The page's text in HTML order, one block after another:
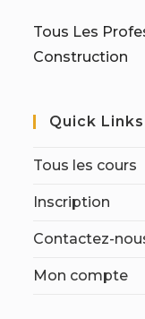
Tous Les
Construction
Quick Links
Tous les cours
Inscription
Contactez-
Mon compte